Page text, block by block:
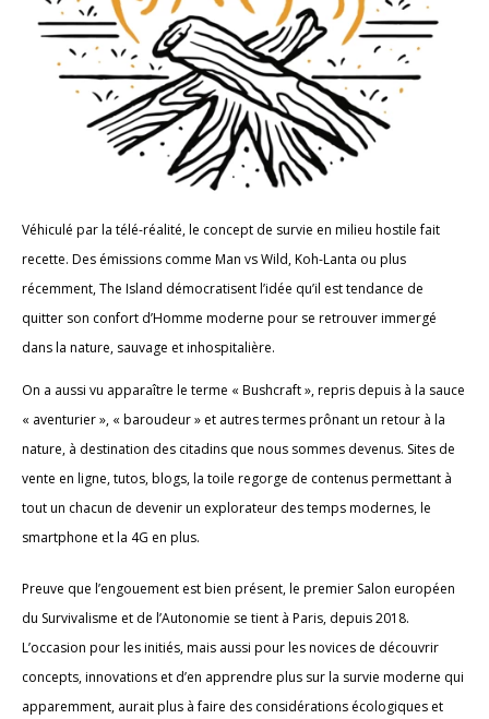
Véhiculé par la télé-réalité, le concept de survie en milieu hostile fait
recette. Des émissions comme Man vs Wild, Koh-Lanta ou plus
récemment, The Island démocratisent l’idée qu’il est tendance de
quitter son confort d’Homme moderne pour se retrouver immergé
dans la nature, sauvage et inhospitalière.
On a aussi vu apparaître le terme « Bushcraft », repris depuis à la sauce
« aventurier », « baroudeur » et autres termes prônant un retour à la
nature, à destination des citadins que nous sommes devenus. Sites de
vente en ligne, tutos, blogs, la toile regorge de contenus permettant à
tout un chacun de devenir un explorateur des temps modernes, le
smartphone et la 4G en plus.
Preuve que l’engouement est bien présent, le premier Salon européen
du Survivalisme et de l’Autonomie se tient à Paris, depuis 2018.
L’occasion pour les initiés, mais aussi pour les novices de découvrir
concepts, innovations et d’en apprendre plus sur la survie moderne qui
apparemment, aurait plus à faire des considérations écologiques et